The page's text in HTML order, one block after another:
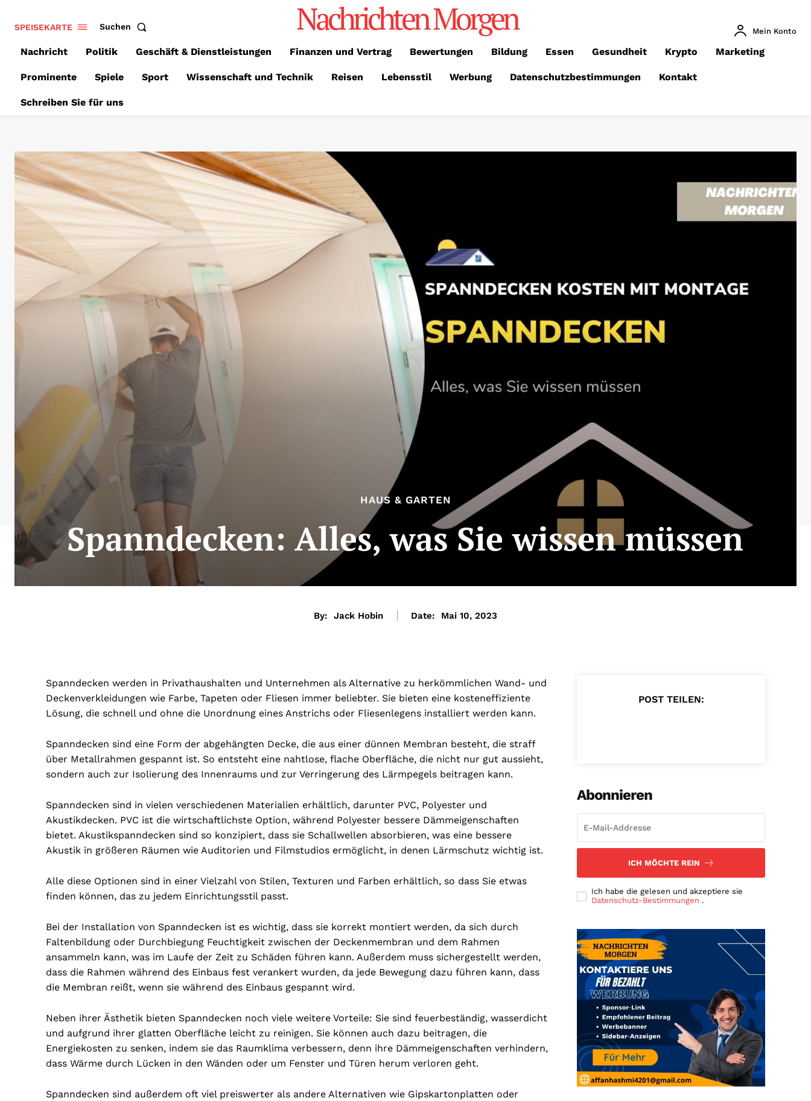
SPEISEKARTE Suchen Nachrichten Morgen Mein Konto
Nachricht Politik Geschäft & Dienstleistungen Finanzen und Vertrag Bewertungen Bildung Essen Gesundheit Krypto Marketing
Prominente Spiele Sport Wissenschaft und Technik Reisen Lebensstil Werbung Datenschutzbestimmungen Kontakt
Schreiben Sie für uns
HAUS & GARTEN
Spanndecken: Alles, was Sie wissen müssen
By: Jack Hobin Date: Mai 10, 2023
Spanndecken werden in Privathaushalten und Unternehmen als Alternative zu herkömmlichen Wand- und
Deckenverkleidungen wie Farbe, Tapeten oder Fliesen immer beliebter. Sie bieten eine kosteneffiziente
Lösung, die schnell und ohne die Unordnung eines Anstrichs oder Fliesenlegens installiert werden kann.
Spanndecken sind eine Form der abgehängten Decke, die aus einer dünnen Membran besteht, die straff
über Metallrahmen gespannt ist. So entsteht eine nahtlose, flache Oberfläche, die nicht nur gut aussieht,
sondern auch zur Isolierung des Innenraums und zur Verringerung des Lärmpegels beitragen kann.
Spanndecken sind in vielen verschiedenen Materialien erhältlich, darunter PVC, Polyester und
Akustikdecken. PVC ist die wirtschaftlichste Option, während Polyester bessere Dämmeigenschaften
bietet. Akustikspanndecken sind so konzipiert, dass sie Schallwellen absorbieren, was eine bessere
Akustik in größeren Räumen wie Auditorien und Filmstudios ermöglicht, in denen Lärmschutz wichtig ist.
Alle diese Optionen sind in einer Vielzahl von Stilen, Texturen und Farben erhältlich, so dass Sie etwas
finden können, das zu jedem Einrichtungsstil passt.
Bei der Installation von Spanndecken ist es wichtig, dass sie korrekt montiert werden, da sich durch
Faltenbildung oder Durchbiegung Feuchtigkeit zwischen der Deckenmembran und dem Rahmen
ansammeln kann, was im Laufe der Zeit zu Schäden führen kann. Außerdem muss sichergestellt werden,
dass die Rahmen während des Einbaus fest verankert wurden, da jede Bewegung dazu führen kann, dass
die Membran reißt, wenn sie während des Einbaus gespannt wird.
Neben ihrer Ästhetik bieten Spanndecken noch viele weitere Vorteile: Sie sind feuerbeständig, wasserdicht
und aufgrund ihrer glatten Oberfläche leicht zu reinigen. Sie können auch dazu beitragen, die
Energiekosten zu senken, indem sie das Raumklima verbessern, denn ihre Dämmeigenschaften verhindern,
dass Wärme durch Lücken in den Wänden oder um Fenster und Türen herum verloren geht.
Spanndecken sind außerdem oft viel preiswerter als andere Alternativen wie Gipskartonplatten oder
POST TEILEN:
Abonnieren
ICH MÖCHTE REIN
Ich habe die gelesen und akzeptiere sie
Datenschutz-Bestimmungen .